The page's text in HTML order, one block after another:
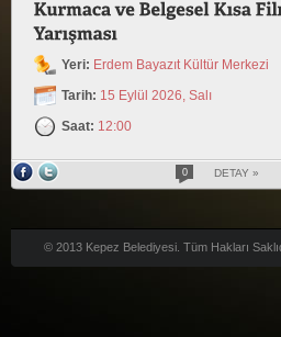
Yeri: Erdem Bayazıt Kültür Merkezi
Tarih: 15 Eylül 2026, Salı
Saat: 12:00
0 DETAY »
© 2013 Kepez Belediyesi. Tüm Hakları